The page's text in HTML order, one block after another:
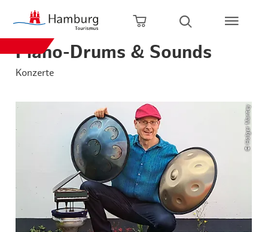
Zum Hauptinhalt springen
Zur Hauptnavigation springen
Zur Volltextsuche springen
Zum Footer springen
Warenkorb öffnen
Suche öffnen
Piano-Drums & Sounds
Konzerte
© Holger Mantey